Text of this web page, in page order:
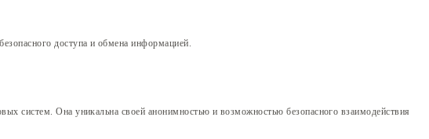
доступа и обмена информацией.
систем. Она уникальна своей анонимностью и возможностью безопасного взаимодействия